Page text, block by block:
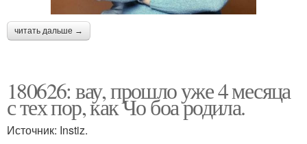
читать дальше →
180626: вау, прошло уже 4 месяца
с тех пор, как Чо боа родила.
Источник: Instiz.